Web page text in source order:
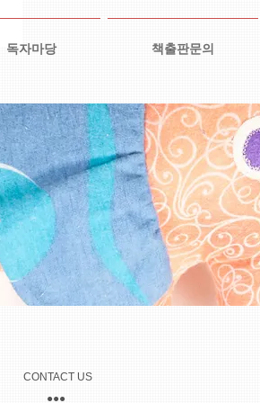
독자마당 책출판문의
CONTACT US
●●●